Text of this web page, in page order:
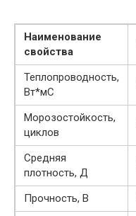
Наименование
свойства
Теплопроводность,
Вт*мС
Морозостойкость,
циклов
Средняя
плотность, Д
Прочность, В